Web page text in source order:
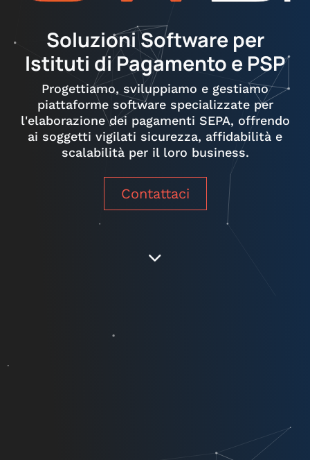
Soluzioni Software per
Istituti di Pagamento e PSP
Progettiamo, sviluppiamo e gestiamo
piattaforme software specializzate per
l'elaborazione dei pagamenti SEPA, offrendo
ai soggetti vigilati sicurezza, affidabilità e
scalabilità per il loro business.
Contattaci